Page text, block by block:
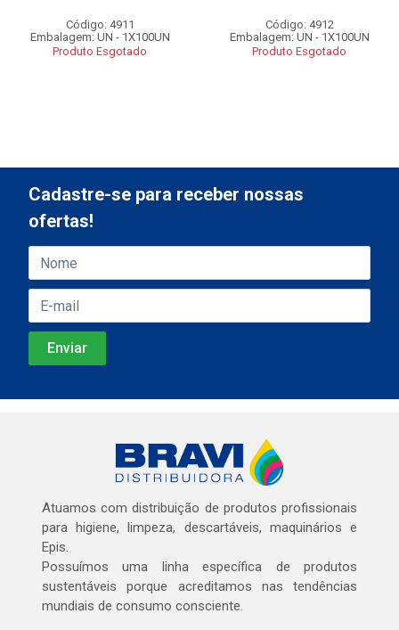
Código: 4911
Embalagem: UN - 1X100UN
Produto Esgotado
Código: 4912
Embalagem: UN - 1X100UN
Produto Esgotado
Cadastre-se para receber nossas
ofertas!
Atuamos com distribuição de produtos profissionais
para higiene, limpeza, descartáveis, maquinários e
Epis.
Possuímos uma linha específica de produtos
sustentáveis porque acreditamos nas tendências
mundiais de consumo consciente.